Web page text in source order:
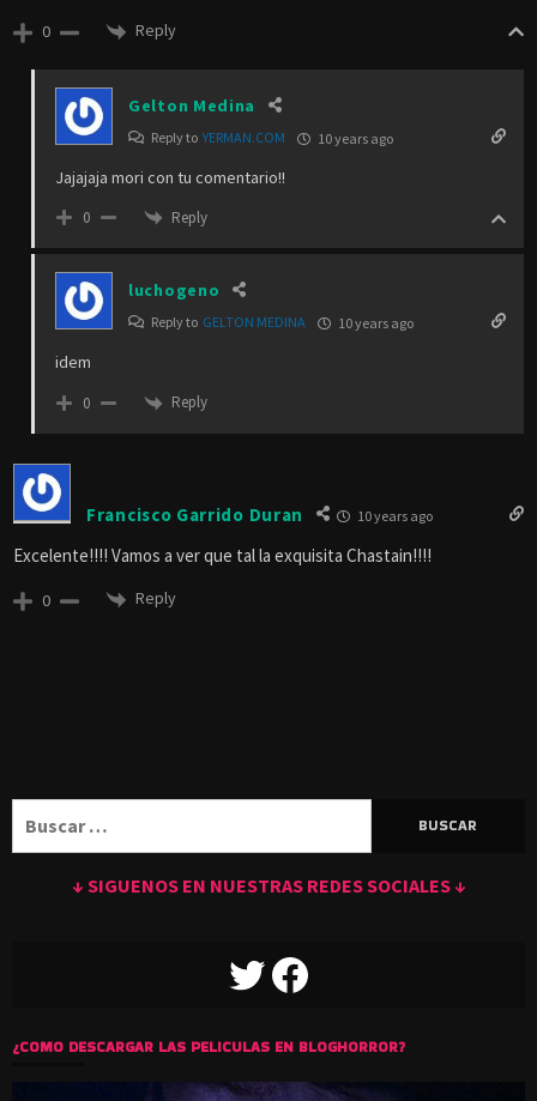
0 Reply
Gelton Medina
Reply toYERMAN.COM 10 years ago
Jajajaja mori con tu comentario!!
0 Reply
luchogeno
Reply to GELTON MEDINA 10 years ago
idem
0 Reply
Francisco Garrido Duran 10 years ago
Excelente!!!! Vamos a ver que tal la exquisita Chastain!!!!
0 Reply
↓ SIGUENOS EN NUESTRAS REDES SOCIALES ↓
TWITTERFACEBOOK
¿COMO DESCARGAR LAS PELICULAS EN BLOGHORROR?